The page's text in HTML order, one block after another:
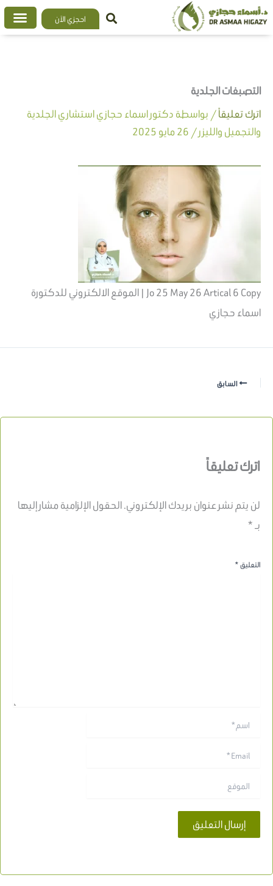
تخطي
إلى
احجزي الآن
التصبغات الجلدية
اترك تعليقاً/ بواسطة دكتور اسماء حجازي استشاري الجلدية
والتجميل والليزر/ 26 مايو 2025
Jo 25 May 26 Artical 6 Copy | الموقع الالكتروني للدكتورة
اسماء حجازي
السابق
اترك تعليقاً
لن يتم نشر عنوان بريدك الإلكتروني.الحقول الإلزامية مشار إليها
بـ*
التعليق*